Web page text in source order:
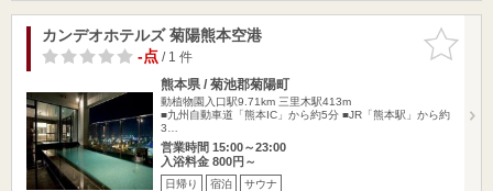
お気に入
りに追加
カンデオホテルズ 菊陽熊本空港
-点/ 1 件
熊本県 / 菊池郡菊陽町
動植物園入口駅9.71km 三里木駅413m
■九州自動車道「熊本IC」から約5分 ■JR「熊本駅」から約
3…
営業時間 15:00～23:00
入浴料金 800円～
日帰り 宿泊 サウナ